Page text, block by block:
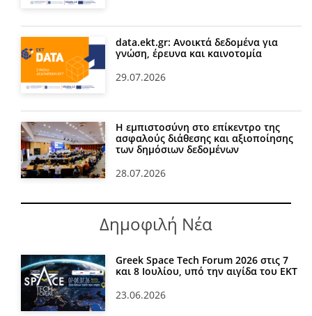
data.ekt.gr: Ανοικτά δεδομένα για
γνώση, έρευνα και καινοτομία
29.07.2026
Η εμπιστοσύνη στο επίκεντρο της
ασφαλούς διάθεσης και αξιοποίησης
των δημόσιων δεδομένων
28.07.2026
Δημοφιλή Νέα
Greek Space Tech Forum 2026 στις 7
και 8 Ιουλίου, υπό την αιγίδα του ΕΚΤ
23.06.2026